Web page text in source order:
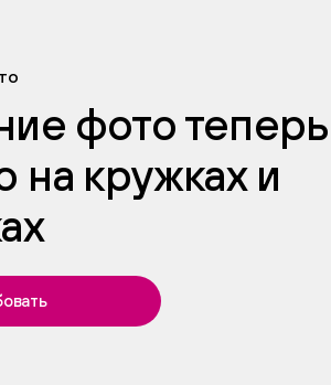
фото теперь
на кружках и